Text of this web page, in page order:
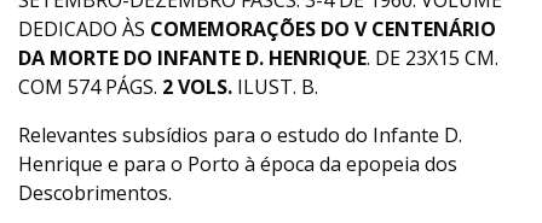
DEDICADO ÀS COMEMORAÇÕES DO V CENTENÁRIO
DA MORTE DO INFANTE D. HENRIQUE. DE 23X15 CM.
COM 574 PÁGS. 2 VOLS. ILUST. B.
Relevantes subsídios para o estudo do Infante D.
Henrique e para o Porto à época da epopeia dos
Descobrimentos.